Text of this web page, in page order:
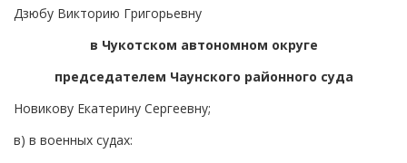
Дзюбу Викторию Григорьевну
в Чукотском автономном округе
председателем Чаунского районного суда
Новикову Екатерину Сергеевну;
в) в военных судах: